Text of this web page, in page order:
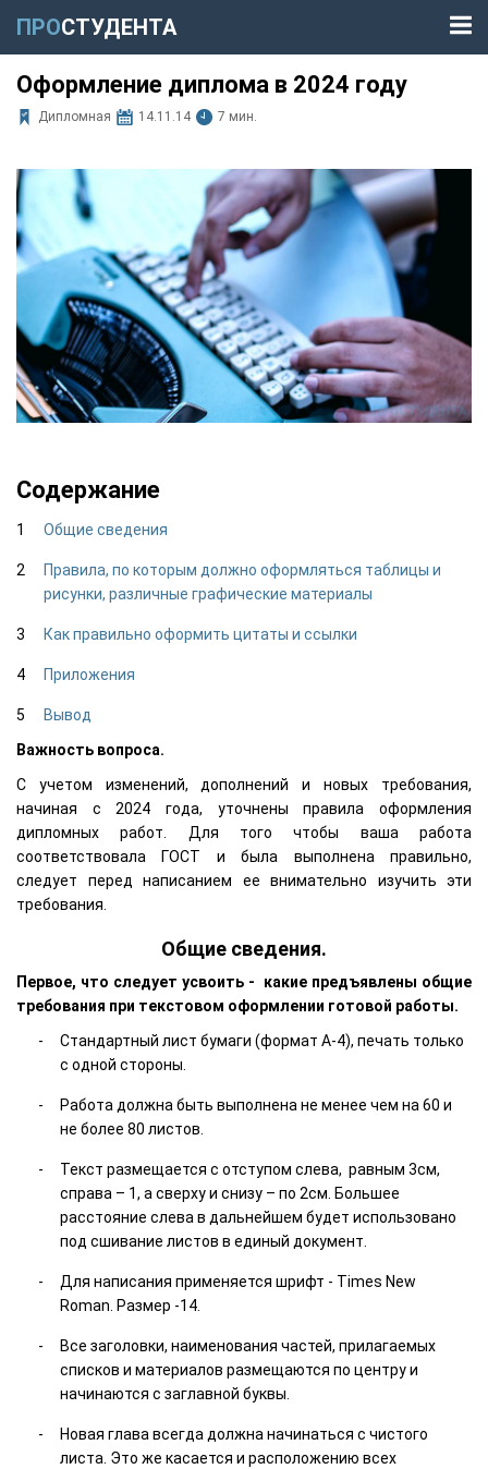
ПРОСТУДЕНТА
Оформление диплома в 2024 году
Дипломная 14.11.14 7 мин.
Содержание
Общие сведения
Правила, по которым должно оформляться таблицы и
рисунки, различные графические материалы
Как правильно оформить цитаты и ссылки
Приложения
Вывод
Важность вопроса.
С учетом изменений, дополнений и новых требования,
начиная с 2024 года, уточнены правила оформления
дипломных работ. Для того чтобы ваша работа
соответствовала ГОСТ и была выполнена правильно,
следует перед написанием ее внимательно изучить эти
требования.
Общие сведения.
Первое, что следует усвоить - какие предъявлены общие
требования при текстовом оформлении готовой работы.
Стандартный лист бумаги (формат А-4), печать только
с одной стороны.
Работа должна быть выполнена не менее чем на 60 и
не более 80 листов.
Текст размещается с отступом слева, равным 3см,
справа – 1, а сверху и снизу – по 2см. Большее
расстояние слева в дальнейшем будет использовано
под сшивание листов в единый документ.
Для написания применяется шрифт - Times New
Roman. Размер -14.
Все заголовки, наименования частей, прилагаемых
списков и материалов размещаются по центру и
начинаются с заглавной буквы.
Новая глава всегда должна начинаться с чистого
листа. Это же касается и расположению всех